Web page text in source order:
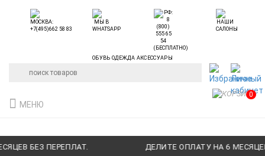
БЕЗ ПЕРЕПЛАТ. ДЕЛИТЕ ОПЛАТУ НА 6 МЕСЯЦЕВ
ОБУВЬ ОДЕЖДА АКСЕССУАРЫ
МЕНЮ
0